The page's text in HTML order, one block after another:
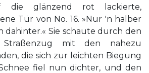
die glänzend rot lackierte,
Tür von No. 16. »Nur 'n halber
dahinter.« Sie schaute durch den
Straßenzug mit den nahezu
die sich zur leichten Biegung
fiel nun dichter, und den